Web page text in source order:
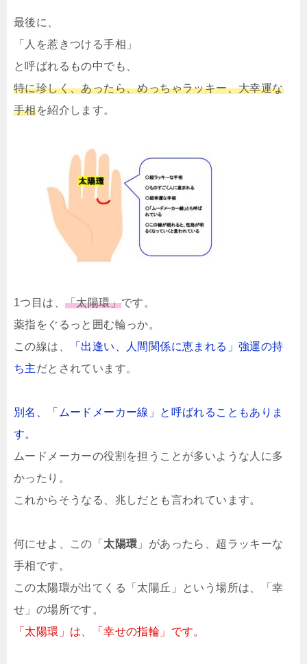
最後に、
「人を惹きつける手相」
と呼ばれるもの中でも、
特に珍しく、あったら、めっちゃラッキー、大幸運な
手相を紹介します。
1つ目は、 「太陽環」です。
薬指をぐるっと囲む輪っか。
この線は、
「出逢い、人間関係に恵まれる」強運の持
ち主だとされています。
別名、「ムードメーカー線」と呼ばれることもありま
す。
ムードメーカーの役割を担うことが多いような人に多
かったり。
これからそうなる、兆しだとも言われています。
何にせよ、この「 太陽環 」があったら、超ラッキーな
手相です。
この太陽環が出てくる「太陽丘」という場所は、「幸
せ」の場所です。
「太陽環」は、「幸せの指輪」です。